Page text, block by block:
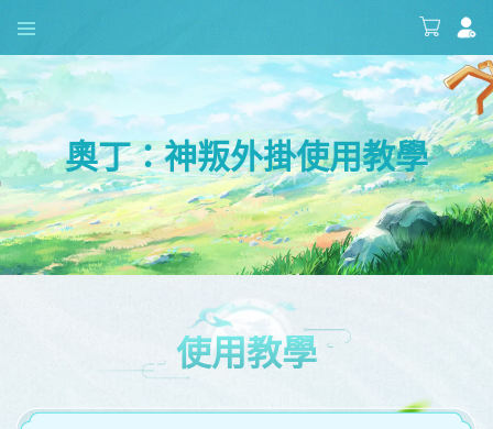
奧丁：神叛外掛使用教學
使用教學